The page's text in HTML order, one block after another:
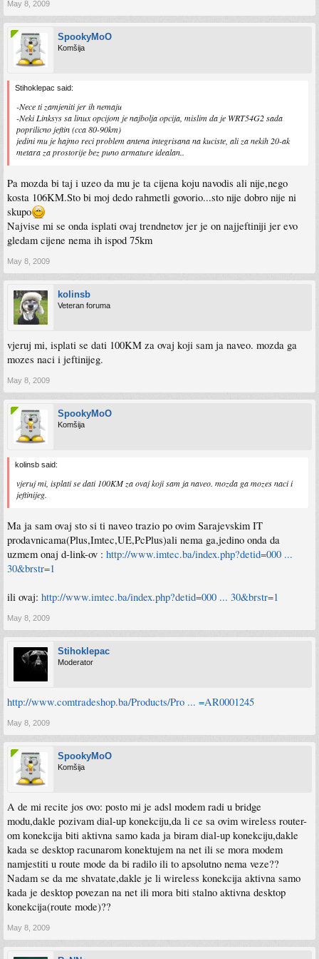
May 8, 2009
SpookyMoO
Komšija
Stihoklepac said:
-Nece ti zamjeniti jer ih nemaju
-Neki Linksys sa linux opcijom je najbolja opcija, mislim da je WRT54G2 sada
poprilicno jeftin (cca 80-90km)
jedini mu je hajmo reci problem antena integrisana na kuciste, ali za nekih 20-ak
metara za prostorije bez puno armature idealan..
Pa mozda bi taj i uzeo da mu je ta cijena koju navodis ali nije,nego
kosta 106KM.Sto bi moj dedo rahmetli govorio...sto nije dobro nije ni
skupo
Najvise mi se onda isplati ovaj trendnetov jer je on najjeftiniji jer evo
gledam cijene nema ih ispod 75km
May 8, 2009
kolinsb
Veteran foruma
vjeruj mi, isplati se dati 100KM za ovaj koji sam ja naveo. mozda ga
mozes naci i jeftinijeg.
May 8, 2009
SpookyMoO
Komšija
kolinsb said:
vjeruj mi, isplati se dati 100KM za ovaj koji sam ja naveo. mozda ga mozes naci i
jeftinijeg.
Ma ja sam ovaj sto si ti naveo trazio po ovim Sarajevskim IT
prodavnicama(Plus,Imtec,UE,PcPlus)ali nema ga,jedino onda da
uzmem onaj d-link-ov : http://www.imtec.ba/index.php?detid=000 ...
30&brstr=1
ili ovaj: http://www.imtec.ba/index.php?detid=000 ... 30&brstr=1
May 8, 2009
Stihoklepac
Moderator
http://www.comtradeshop.ba/Products/Pro ... =AR0001245
May 8, 2009
SpookyMoO
Komšija
A de mi recite jos ovo: posto mi je adsl modem radi u bridge
modu,dakle pozivam dial-up konekciju,da li ce sa ovim wireless router-
om konekcija biti aktivna samo kada ja biram dial-up konekciju,dakle
kada se desktop racunarom konektujem na net ili se mora modem
namjestiti u route mode da bi radilo ili to apsolutno nema veze??
Nadam se da me shvatate,dakle je li wireless konekcija aktivna samo
kada je desktop povezan na net ili mora biti stalno aktivna desktop
konekcija(route mode)??
May 8, 2009